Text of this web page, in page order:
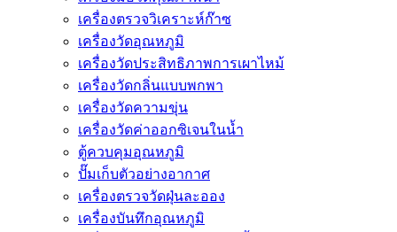
เครื่องตรวจวิเคราะห์ก๊าซ
เครื่องวัดอุณหภูมิ
เครื่องวัดประสิทธิภาพการเผาไหม้
เครื่องวัดกลิ่นแบบพกพา
เครื่องวัดความขุ่น
เครื่องวัดค่าออกซิเจนในน้ำ
ตู้ควบคุมอุณหภูมิ
ปั๊มเก็บตัวอย่างอากาศ
เครื่องตรวจวัดฝุ่นละออง
เครื่องบันทึกอุณหภูมิ